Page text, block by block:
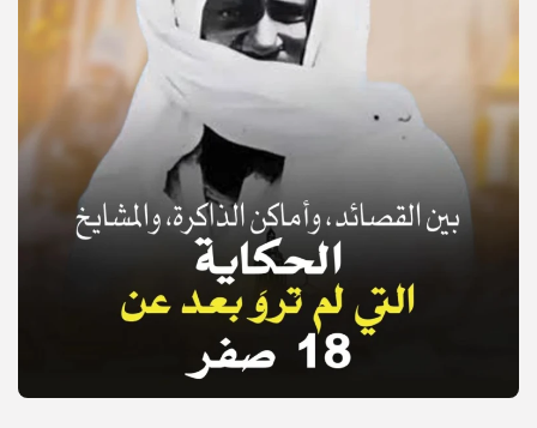
© Copyright 2025, APS